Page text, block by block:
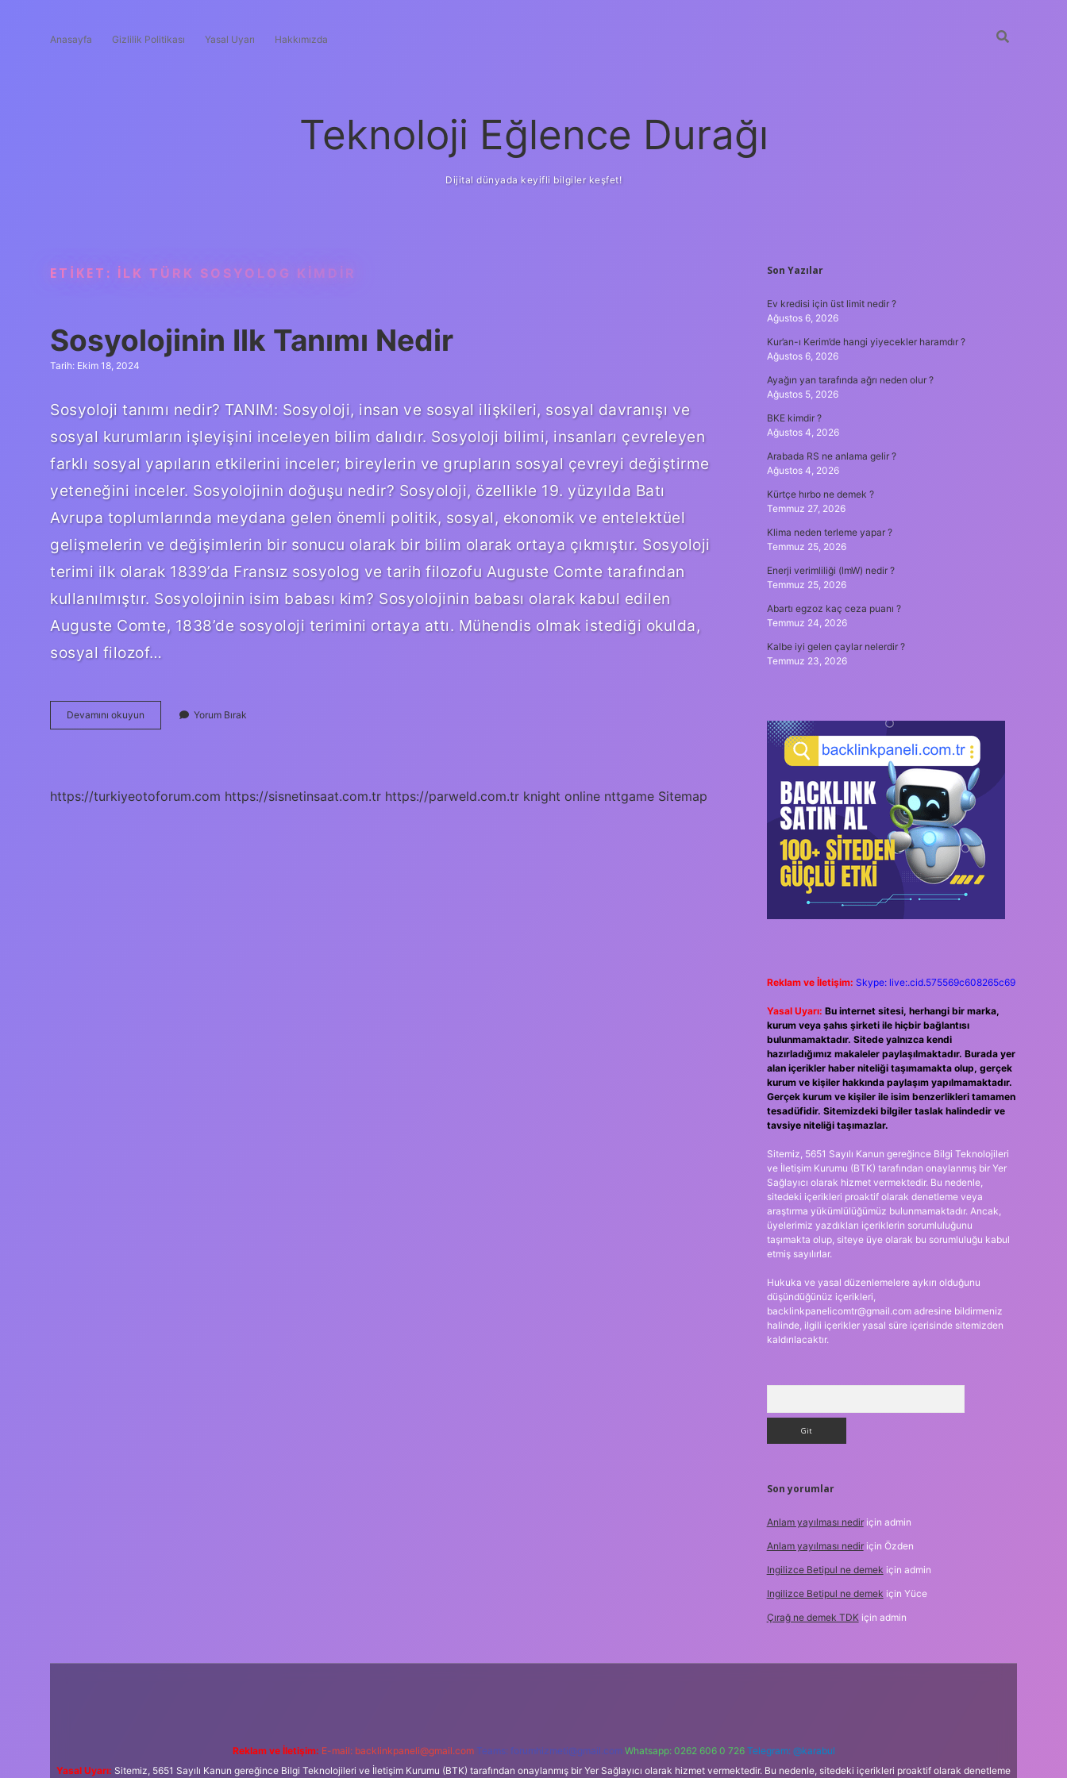
Anasayfa Gizlilik Politikası Yasal Uyarı Hakkımızda
Teknoloji Eğlence Durağı
Dijital dünyada keyifli bilgiler keşfet!
ETIKET: İLK TÜRK SOSYOLOG KIMDIR
Sosyolojinin Ilk Tanımı Nedir
Tarih: Ekim 18, 2024
Sosyoloji tanımı nedir? TANIM: Sosyoloji, insan ve sosyal ilişkileri, sosyal davranışı ve
sosyal kurumların işleyişini inceleyen bilim dalıdır. Sosyoloji bilimi, insanları çevreleyen
farklı sosyal yapıların etkilerini inceler; bireylerin ve grupların sosyal çevreyi değiştirme
yeteneğini inceler. Sosyolojinin doğuşu nedir? Sosyoloji, özellikle 19. yüzyılda Batı
Avrupa toplumlarında meydana gelen önemli politik, sosyal, ekonomik ve entelektüel
gelişmelerin ve değişimlerin bir sonucu olarak bir bilim olarak ortaya çıkmıştır. Sosyoloji
terimi ilk olarak 1839’da Fransız sosyolog ve tarih filozofu Auguste Comte tarafından
kullanılmıştır. Sosyolojinin isim babası kim? Sosyolojinin babası olarak kabul edilen
Auguste Comte, 1838’de sosyoloji terimini ortaya attı. Mühendis olmak istediği okulda,
sosyal filozof…
Devamını okuyun Sosyolojinin
Ilk
Yorum Bırak
https://turkiyeotoforum.com https://sisnetinsaat.com.tr https://parweld.com.tr knight online nttgame Sitemap
SIDEBAR
Son Yazılar
Ev kredisi için üst limit nedir ?
Ağustos 6, 2026
Kur’an-ı Kerim’de hangi yiyecekler haramdır ?
Ağustos 6, 2026
Ayağın yan tarafında ağrı neden olur ?
Ağustos 5, 2026
BKE kimdir ?
Ağustos 4, 2026
Arabada RS ne anlama gelir ?
Ağustos 4, 2026
Kürtçe hırbo ne demek ?
Temmuz 27, 2026
Klima neden terleme yapar ?
Temmuz 25, 2026
Enerji verimliliği (lmW) nedir ?
Temmuz 25, 2026
Abartı egzoz kaç ceza puanı ?
Temmuz 24, 2026
Kalbe iyi gelen çaylar nelerdir ?
Temmuz 23, 2026
Reklam ve İletişim: Skype: live:.cid.575569c608265c69
Yasal Uyarı: Bu internet sitesi, herhangi bir marka,
kurum veya şahıs şirketi ile hiçbir bağlantısı
bulunmamaktadır. Sitede yalnızca kendi
hazırladığımız makaleler paylaşılmaktadır. Burada yer
alan içerikler haber niteliği taşımamakta olup, gerçek
kurum ve kişiler hakkında paylaşım yapılmamaktadır.
Gerçek kurum ve kişiler ile isim benzerlikleri tamamen
tesadüfidir. Sitemizdeki bilgiler taslak halindedir ve
tavsiye niteliği taşımazlar.
Sitemiz, 5651 Sayılı Kanun gereğince Bilgi Teknolojileri
ve İletişim Kurumu (BTK) tarafından onaylanmış bir Yer
Sağlayıcı olarak hizmet vermektedir. Bu nedenle,
sitedeki içerikleri proaktif olarak denetleme veya
araştırma yükümlülüğümüz bulunmamaktadır. Ancak,
üyelerimiz yazdıkları içeriklerin sorumluluğunu
taşımakta olup, siteye üye olarak bu sorumluluğu kabul
etmiş sayılırlar.
Hukuka ve yasal düzenlemelere aykırı olduğunu
düşündüğünüz içerikleri,
backlinkpanelicomtr@gmail.comadresine bildirmeniz
halinde, ilgili içerikler yasal süre içerisinde sitemizden
kaldırılacaktır.
Son yorumlar
Anlam yayılması nediriçin admin
Anlam yayılması nediriçin Özden
Ingilizce Betipul ne demek için admin
Ingilizce Betipul ne demek için Yüce
Çırağ ne demek TDKiçin admin
Reklam ve İletişim: E-mail: backlinkpaneli@gmail.com Teams: forumhizmeti@gmail.com Whatsapp: 0262 606 0 726 Telegram: @karabul
Yasal Uyarı: Sitemiz, 5651 Sayılı Kanun gereğince Bilgi Teknolojileri ve İletişim Kurumu (BTK) tarafından onaylanmış bir Yer Sağlayıcı olarak hizmet vermektedir. Bu nedenle, sitedeki içerikleri proaktif olarak denetleme